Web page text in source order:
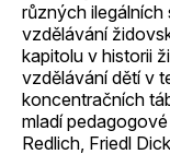
různých ilegálních
vzdělávání
kapitolu v historii
vzdělávání dětí v
koncentračních
mladí
Redlich, Friedl